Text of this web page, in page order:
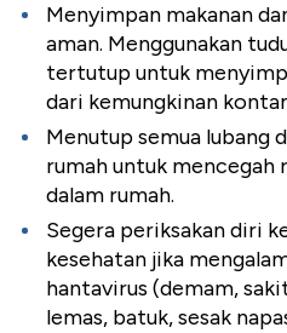
Menyimpan makanan
aman. Menggunakan
tertutup untuk
dari kemungkinan
Menutup semua lubang
rumah untuk mencegah
dalam rumah.
Segera periksakan diri
kesehatan jika
hantavirus (demam,
lemas, batuk, sesak